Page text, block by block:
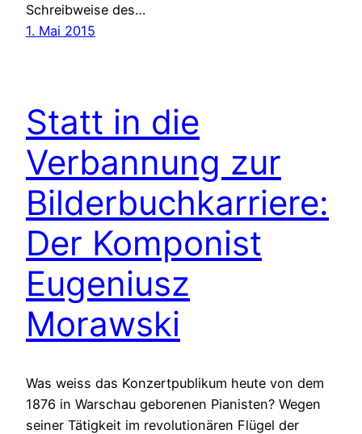
Schreibweise des…
1. Mai 2015
Statt in die
Verbannung zur
Bilderbuchkarriere:
Der Komponist
Eugeniusz
Morawski
Was weiss das Konzertpublikum heute von dem
1876 in Warschau geborenen Pianisten? Wegen
seiner Tätigkeit im revolutionären Flügel der